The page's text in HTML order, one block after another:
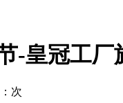
-皇冠工厂
次